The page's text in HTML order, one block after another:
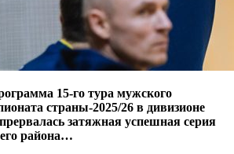
15-го тура мужского
страны-2025/26 в дивизионе
затяжная успешная серия
района…